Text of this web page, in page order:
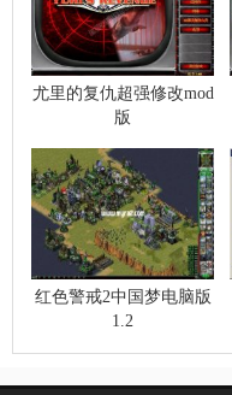
尤里的复仇超强修改mod
版
红色警戒2中国梦电脑版
1.2